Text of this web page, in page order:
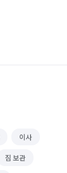
이사
짐 보관